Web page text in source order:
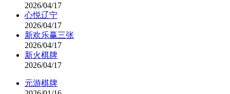
2026/04/17
心悦辽宁
2026/04/17
新欢乐赢三张
2026/04/17
新火棋牌
2026/04/17
元游棋牌